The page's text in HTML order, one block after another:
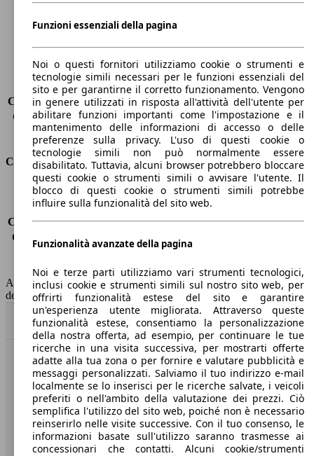
Peso massimo
1847 kg
Sedili
5
Carico sul tetto
-
Capacità di traino (senza freni) -
Capacità di traino (con freni)
1200 kg
Volume del bagagliaio
800 - 3000 l
Consumi
Emissioni di CO2*
138 g/km (komb.)
Consumo (urbano)
7.4 l/100km
Consumo (extra-urbano) 5.2 l/100km
Consumo (combinato)*
6.0 l/100km
Capacità del serbatoio
50 l
AutoScout24 non si assume alcuna responsabilità per la correttezza
dei dati.
Torna su
Benvenuti su AutoScout24, il mercato auto europeo.
Società
A proposito di AutoScout24
Funzioni essenziali della pagina
Noi o questi fornitori utilizziamo cookie o strumenti e
tecnologie simili necessari per le funzioni essenziali del
sito e per garantirne il corretto funzionamento. Vengono
in genere utilizzati in risposta all'attività dell'utente per
abilitare funzioni importanti come l'impostazione e il
mantenimento delle informazioni di accesso o delle
preferenze sulla privacy. L'uso di questi cookie o
tecnologie simili non può normalmente essere
disabilitato. Tuttavia, alcuni browser potrebbero bloccare
questi cookie o strumenti simili o avvisare l'utente. Il
blocco di questi cookie o strumenti simili potrebbe
influire sulla funzionalità del sito web.
Funzionalità avanzate della pagina
Noi e terze parti utilizziamo vari strumenti tecnologici,
inclusi cookie e strumenti simili sul nostro sito web, per
offrirti funzionalità estese del sito e garantire
un'esperienza utente migliorata. Attraverso queste
funzionalità estese, consentiamo la personalizzazione
della nostra offerta, ad esempio, per continuare le tue
ricerche in una visita successiva, per mostrarti offerte
adatte alla tua zona o per fornire e valutare pubblicità e
messaggi personalizzati. Salviamo il tuo indirizzo e-mail
localmente se lo inserisci per le ricerche salvate, i veicoli
preferiti o nell'ambito della valutazione dei prezzi. Ciò
semplifica l'utilizzo del sito web, poiché non è necessario
reinserirlo nelle visite successive. Con il tuo consenso, le
informazioni basate sull'utilizzo saranno trasmesse ai
concessionari che contatti. Alcuni cookie/strumenti